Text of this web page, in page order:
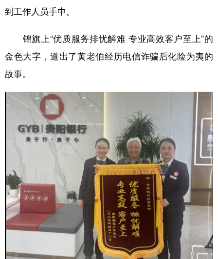
黔南 黔西南
地方频道
北京 天津
辽宁 吉林 上海
浙江 安徽 福建
河南 湖北 湖南
广东 广西 海南 重庆
贵州 云南 西藏
陕西 甘肃 青海 宁夏
内蒙古 黑龙江
到工作人员手中。
锦旗上“优质服务排忧解难 专业高效客户至上”的
金色大字，道出了黄老伯经历电信诈骗后化险为夷的
故事。